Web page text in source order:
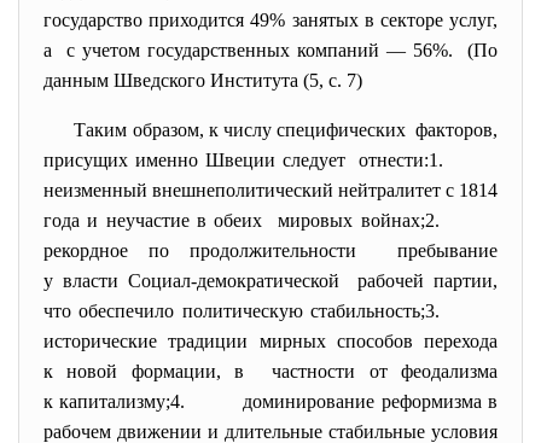
государство приходится 49% занятых в секторе услуг,
а с учетом государственных компаний — 56%. (По
данным Шведского Института (5, с. 7)
Таким образом, к числу специфических факторов,
присущих именно Швеции следует отнести:1.
неизменный внешнеполитический нейтралитет с 1814
года и неучастие в обеих мировых войнах;2.
рекордное по продолжительности пребывание
у власти Социал-демократической рабочей партии,
что обеспечило политическую стабильность;3.
исторические традиции мирных способов перехода
к новой формации, в частности от феодализма
к капитализму;4. доминирование реформизма в
рабочем движении и длительные стабильные условия